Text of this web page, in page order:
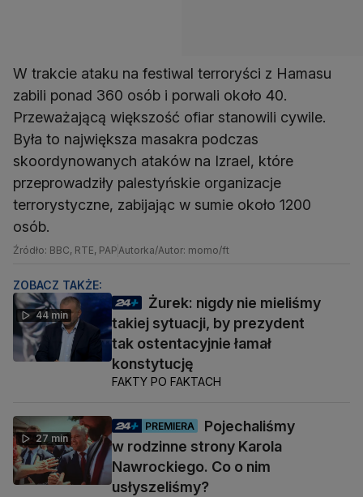
W trakcie ataku na festiwal terroryści z Hamasu
zabili ponad 360 osób i porwali około 40.
Przeważającą większość ofiar stanowili cywile.
Była to największa masakra podczas
skoordynowanych ataków na Izrael, które
przeprowadziły palestyńskie organizacje
terrorystyczne, zabijając w sumie około 1200
osób.
Źródło: BBC, RTE, PAPAutorka/Autor: momo/ft
ZOBACZ TAKŻE:
44 min
Żurek: nigdy nie mieliśmy
takiej sytuacji, by prezydent
tak ostentacyjnie łamał
konstytucję
FAKTY PO FAKTACH
27 min
PREMIERA
Pojechaliśmy
w rodzinne strony Karola
Nawrockiego. Co o nim
usłyszeliśmy?